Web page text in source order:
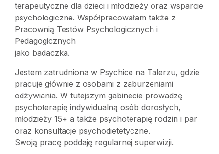
terapeutyczne dla dzieci i młodzieży oraz wsparcie
psychologiczne. Współpracowałam także z
Pracownią Testów Psychologicznych i
Pedagogicznych
jako badaczka.
Jestem zatrudniona w Psychice na Talerzu, gdzie
pracuje głównie z osobami z zaburzeniami
odżywiania. W tutejszym gabinecie prowadzę
psychoterapię indywidualną osób dorosłych,
młodzieży 15+ a także psychoterapię rodzin i par
oraz konsultacje psychodietetyczne.
Swoją pracę poddaję regularnej superwizji.